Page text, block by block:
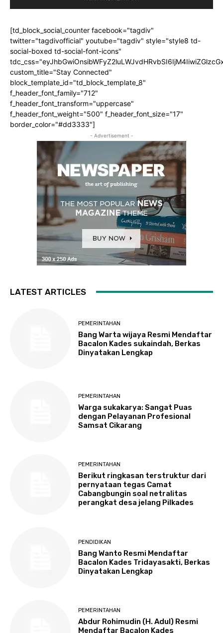
[td_block_social_counter facebook="tagdiv"
twitter="tagdivofficial" youtube="tagdiv" style="style8 td-
social-boxed td-social-font-icons"
custom_title="Stay Connected"
block_template_id="td_block_template_8"
f_header_font_family="712"
f_header_font_transform="uppercase"
f_header_font_weight="500" f_header_font_size="17"
border_color="#dd3333"]
- Advertisement -
LATEST ARTICLES
PEMERINTAHAN
Bang Warta wijaya Resmi Mendaftar
Bacalon Kades sukaindah, Berkas
Dinyatakan Lengkap
PEMERINTAHAN
Warga sukakarya: Sangat Puas
dengan Pelayanan Profesional
Samsat Cikarang
PEMERINTAHAN
Berikut ringkasan terstruktur dari
pernyataan tegas Camat
Cabangbungin soal netralitas
perangkat desa jelang Pilkades
PENDIDIKAN
Bang Wanto Resmi Mendaftar
Bacalon Kades Tridayasakti, Berkas
Dinyatakan Lengkap
PEMERINTAHAN
Abdur Rohimudin (H. Adul) Resmi
Mendaftar Bacalon Kades